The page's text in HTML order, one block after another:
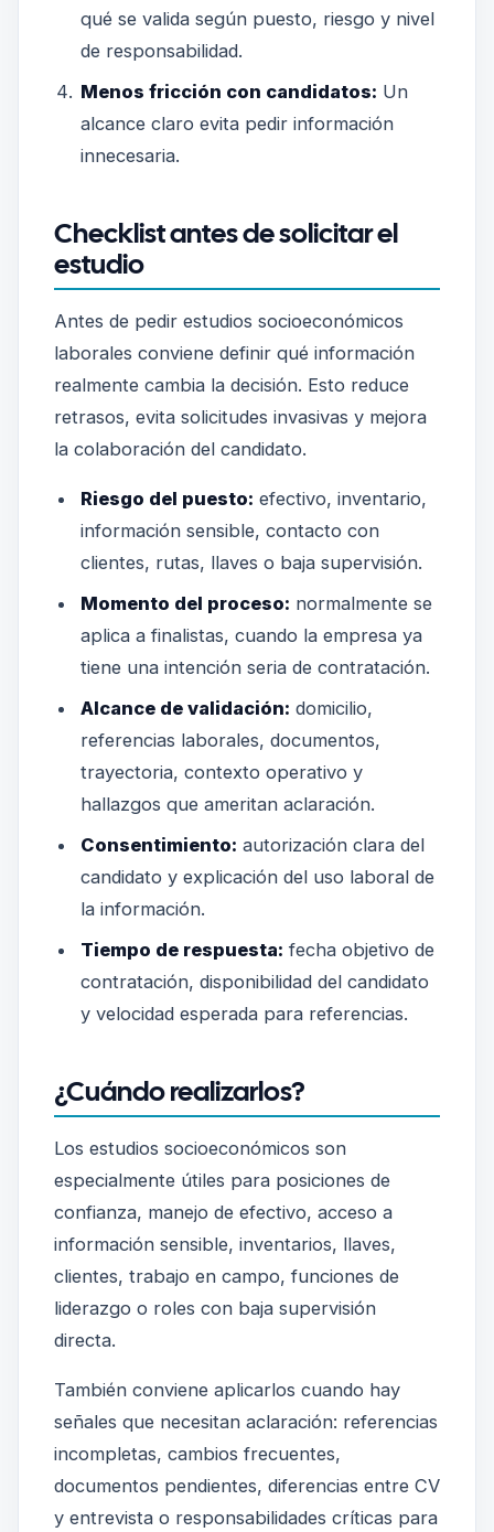
qué se valida según puesto, riesgo y nivel
de responsabilidad.
Menos fricción con candidatos: Un
alcance claro evita pedir información
innecesaria.
Checklist antes de solicitar el
estudio
Antes de pedir estudios socioeconómicos
laborales conviene definir qué información
realmente cambia la decisión. Esto reduce
retrasos, evita solicitudes invasivas y mejora
la colaboración del candidato.
Riesgo del puesto: efectivo, inventario,
información sensible, contacto con
clientes, rutas, llaves o baja supervisión.
Momento del proceso: normalmente se
aplica a finalistas, cuando la empresa ya
tiene una intención seria de contratación.
Alcance de validación: domicilio,
referencias laborales, documentos,
trayectoria, contexto operativo y
hallazgos que ameritan aclaración.
Consentimiento: autorización clara del
candidato y explicación del uso laboral de
la información.
Tiempo de respuesta: fecha objetivo de
contratación, disponibilidad del candidato
y velocidad esperada para referencias.
¿Cuándo realizarlos?
Los estudios socioeconómicos son
especialmente útiles para posiciones de
confianza, manejo de efectivo, acceso a
información sensible, inventarios, llaves,
clientes, trabajo en campo, funciones de
liderazgo o roles con baja supervisión
directa.
También conviene aplicarlos cuando hay
señales que necesitan aclaración: referencias
incompletas, cambios frecuentes,
documentos pendientes, diferencias entre CV
y entrevista o responsabilidades críticas para